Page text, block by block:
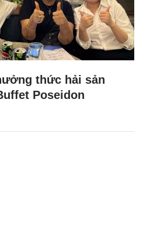
thức hải sản
Poseidon